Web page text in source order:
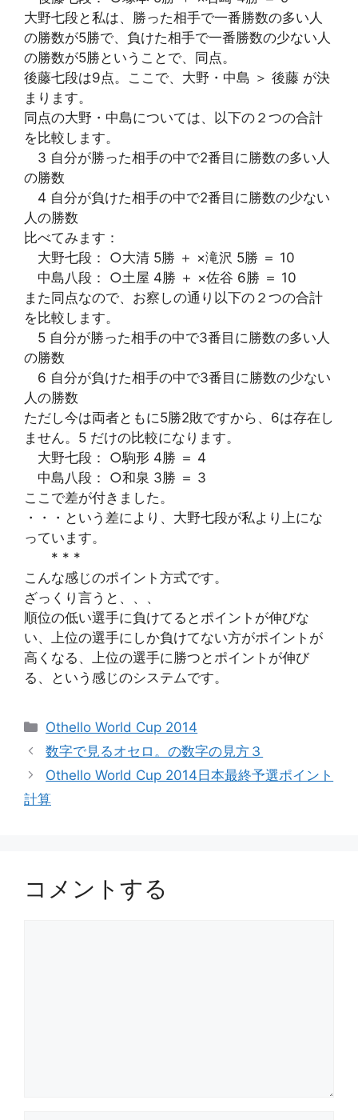
大野七段と私は、勝った相手で一番勝数の多い人
の勝数が5勝で、負けた相手で一番勝数の少ない人
の勝数が5勝ということで、同点。
後藤七段は9点。ここで、大野・中島 ＞ 後藤 が決
まります。
同点の大野・中島については、以下の２つの合計
を比較します。
3 自分が勝った相手の中で2番目に勝数の多い人
の勝数
4 自分が負けた相手の中で2番目に勝数の少ない
人の勝数
比べてみます：
大野七段： ○大清 5勝 ＋ ×滝沢 5勝 ＝ 10
中島八段： ○土屋 4勝 ＋ ×佐谷 6勝 ＝ 10
また同点なので、お察しの通り以下の２つの合計
を比較します。
5 自分が勝った相手の中で3番目に勝数の多い人
の勝数
6 自分が負けた相手の中で3番目に勝数の少ない
人の勝数
ただし今は両者ともに5勝2敗ですから、6は存在し
ません。5 だけの比較になります。
大野七段： ○駒形 4勝 ＝ 4
中島八段： ○和泉 3勝 ＝ 3
ここで差が付きました。
・・・という差により、大野七段が私より上にな
っています。
* * *
こんな感じのポイント方式です。
ざっくり言うと、、、
順位の低い選手に負けてるとポイントが伸びな
い、上位の選手にしか負けてない方がポイントが
高くなる、上位の選手に勝つとポイントが伸び
る、という感じのシステムです。
カ
テ
リ
ー
Othello World Cup 2014
数字で見るオセロ。の数字の見方３
Othello World Cup 2014日本最終予選ポイント
計算
コメントする